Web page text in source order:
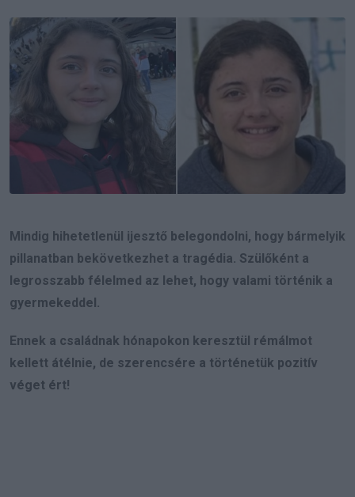
Email
Mindig hihetetlenül ijesztő belegondolni, hogy bármelyik
pillanatban bekövetkezhet a tragédia. Szülőként a
legrosszabb félelmed az lehet, hogy valami történik a
gyermekeddel.
Ennek a családnak hónapokon keresztül rémálmot
kellett átélnie, de szerencsére a történetük pozitív
véget ért!